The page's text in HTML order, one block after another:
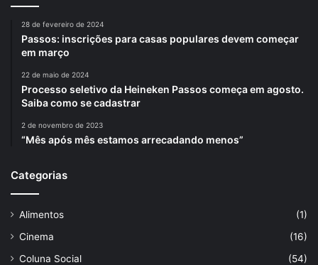
28 de fevereiro de 2024
Passos: inscrições para casas populares devem começar
em março
22 de maio de 2024
Processo seletivo da Heineken Passos começa em agosto.
Saiba como se cadastrar
2 de novembro de 2023
“Mês após mês estamos arrecadando menos”
Categorias
Alimentos
(1)
Cinema
(16)
Coluna Social
(54)